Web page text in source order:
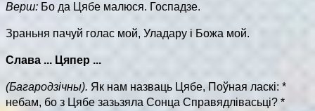
Верш: Бо да Цябе малюся. Госпадзе.
Зраньня пачуй голас мой, Уладару і Божа мой.
Слава ... Цяпер ...
(Багародзічны). Як нам назваць Цябе, Поўная ласкі: *
небам, бо з Цябе зазьзяла Сонца Справядлівасьці? *